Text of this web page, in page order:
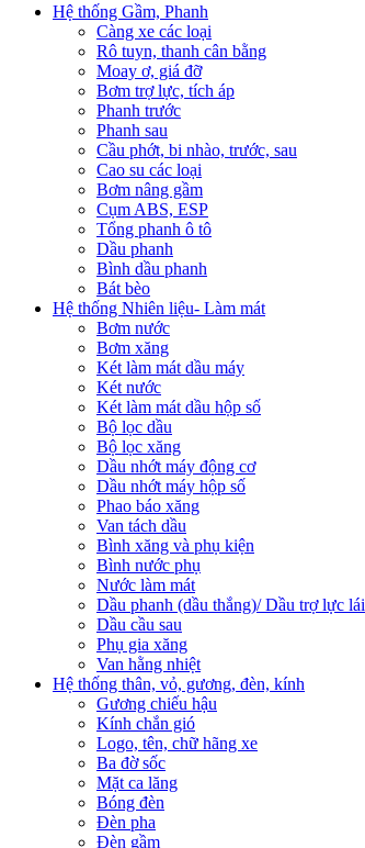
Hệ thống Gầm, Phanh
Càng xe các loại
Rô tuyn, thanh cân bằng
Moay ơ, giá đỡ
Bơm trợ lực, tích áp
Phanh trước
Phanh sau
Cầu phớt, bi nhào, trước, sau
Cao su các loại
Bơm nâng gầm
Cụm ABS, ESP
Tổng phanh ô tô
Dầu phanh
Bình dầu phanh
Bát bèo
Hệ thống Nhiên liệu- Làm mát
Bơm nước
Bơm xăng
Két làm mát dầu máy
Két nước
Két làm mát dầu hộp số
Bộ lọc dầu
Bộ lọc xăng
Dầu nhớt máy động cơ
Dầu nhớt máy hộp số
Phao báo xăng
Van tách dầu
Bình xăng và phụ kiện
Bình nước phụ
Nước làm mát
Dầu phanh (dầu thắng)/ Dầu trợ lực lái
Dầu cầu sau
Phụ gia xăng
Van hằng nhiệt
Hệ thống thân, vỏ, gương, đèn, kính
Gương chiếu hậu
Kính chắn gió
Logo, tên, chữ hãng xe
Ba đờ sốc
Mặt ca lăng
Bóng đèn
Đèn pha
Đèn gầm